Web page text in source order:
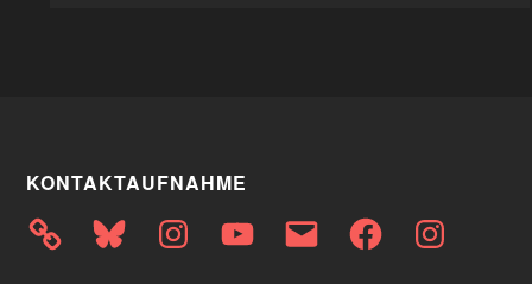
KONTAKTAUFNAHME
Bluesky InstagramYouTubeE-
Mail
FacebookInstagram